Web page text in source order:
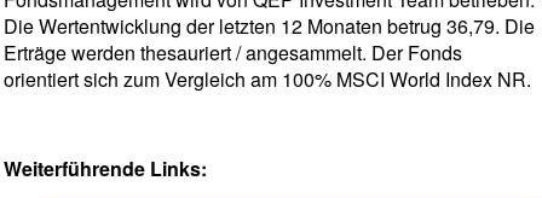
Die Wertentwicklung der letzten 12 Monaten betrug 36,79. Die
Erträge werden thesauriert / angesammelt. Der Fonds
orientiert sich zum Vergleich am 100% MSCI World Index NR.
Weiterführende Links: